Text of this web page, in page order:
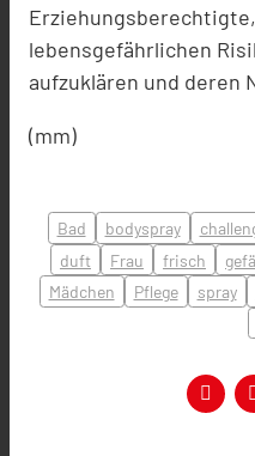
lebensgefährlichen
aufzuklären und deren
(mm)
Bad bodyspray
duft
Frau frisch
Mädchen
Pflege spray